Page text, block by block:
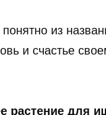
из
и счастье
растение для